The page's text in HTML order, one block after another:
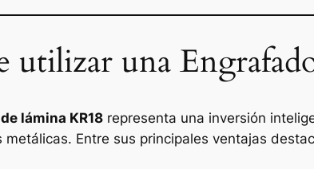
utilizar una
lámina KR18 representa una inversión
Entre sus principales ventajas